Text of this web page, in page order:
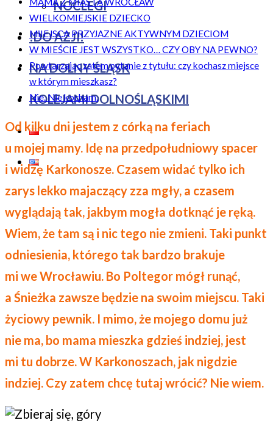
NOCLEGI
!DO AZJI!
NA DOLNY ŚLĄSK
KOLEJAMI DOLNOŚLĄSKIMI
WIELKOMIEJSKIE DZIECKO
MiIEJSCA PRZYJAZNE AKTYWNYM DZIECIOM
W MIEŚCIE JEST WSZYSTKO… CZY OBY NA PEWNO?
Powtarzając zatem pytanie z tytułu: czy kochasz miejsce
w którym mieszkasz?
Nie. Nie kocham.
Od kilku dni jestem z córką na feriach
u mojej mamy. Idę na przedpołudniowy spacer
i widzę Karkonosze. Czasem widać tylko ich
zarys lekko majaczący zza mgły, a czasem
wyglądają tak, jakbym mogła dotknąć je ręką.
Wiem, że tam są i nic tego nie zmieni. Taki punkt
odniesienia, którego tak bardzo brakuje
mi we Wrocławiu. Bo Poltegor mógł runąć,
a Śnieżka zawsze będzie na swoim miejscu. Taki
życiowy pewnik. I mimo, że mojego domu już
nie ma, bo mama mieszka gdzieś indziej, jest
mi tu dobrze. W Karkonoszach, jak nigdzie
indziej. Czy zatem chcę tutaj wrócić? Nie wiem.